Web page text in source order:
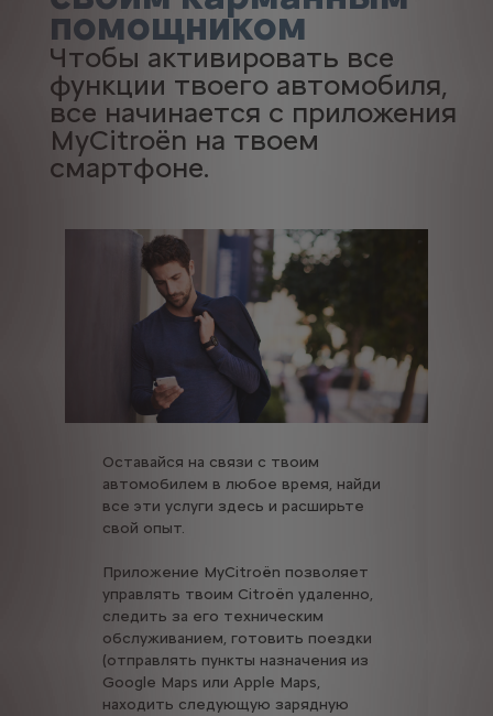
помощником
Чтобы активировать все
функции твоего автомобиля,
все начинается с приложения
MyCitroën на твоем
смартфоне.
Оставайся на связи с твоим
автомобилем в любое время, найди
все эти услуги здесь и расширьте
свой опыт.
Приложение MyCitroën позволяет
управлять твоим Citroën удаленно,
следить за его техническим
обслуживанием, готовить поездки
(отправлять пункты назначения из
Google Maps или Apple Maps,
находить следующую зарядную